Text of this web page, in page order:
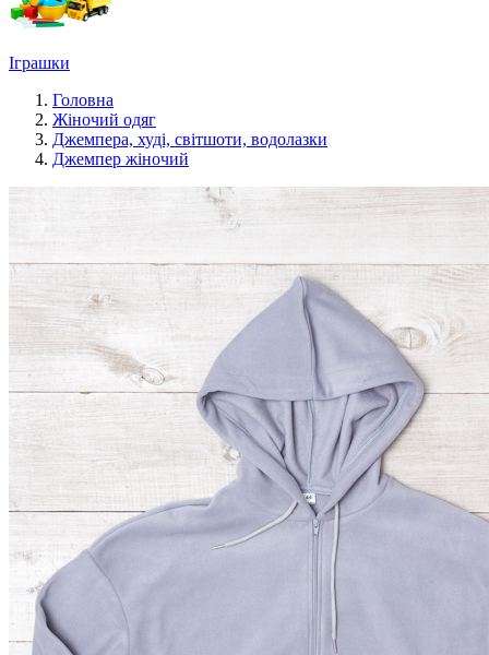
Іграшки
Головна
Жіночий одяг
Джемпера, худі, світшоти, водолазки
Джемпер жіночий